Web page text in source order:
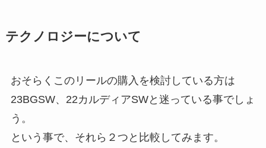
テクノロジーについて
おそらくこのリールの購入を検討している方は
23BGSW、22カルディアSWと迷っている事でしょ
う。
という事で、それら２つと比較してみます。